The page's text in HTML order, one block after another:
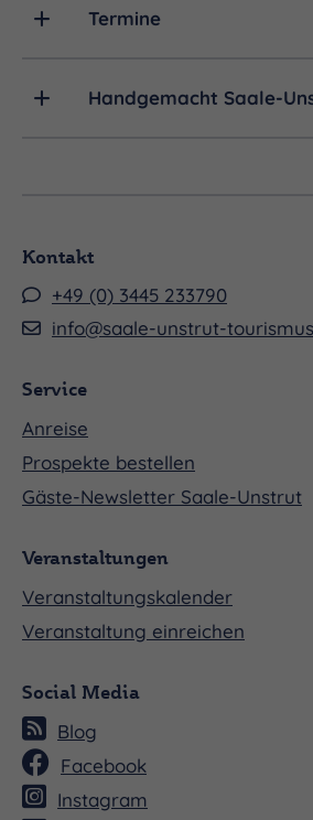
Termine
Handgemacht Saale-
Kontakt
+49 (0) 3445 233790
info@saale-unstrut-
Service
Anreise
Prospekte bestellen
Gäste-Newsletter Saale-Unstrut
Veranstaltungen
Veranstaltungskalender
Veranstaltung einreichen
Social Media
Blog
Facebook
Instagram